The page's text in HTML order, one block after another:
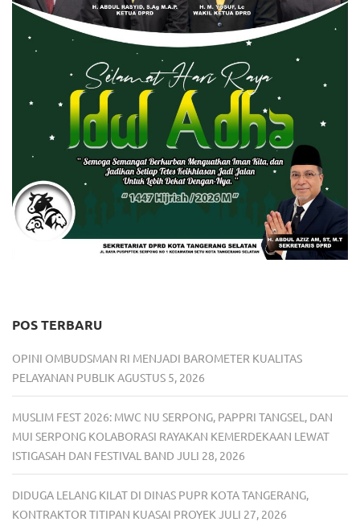
POS TERBARU
OPINI OMBUDSMAN RI MENJADI BAROMETER KUALITAS
PELAYANAN PUBLIK AGUSTUS 5, 2026
MUSLIM FEST 2026: MWC NU SERPONG, PAPPRI TANGSEL, DAN
MUI SERPONG KOLABORASI RAYAKAN KEMERDEKAAN LEWAT
ISTIGASAH DAN FESTIVAL BAND JULI 28, 2026
DIDUGA LELANG KILAT DI DINAS PUPR KOTA TANGERANG,
KONTRAKTOR TITIPAN KUASAI PROYEK JULI 27, 2026